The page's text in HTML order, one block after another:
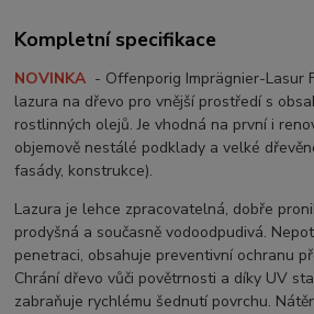
Kompletní specifikace
NOVINKA - Offenporig Imprägnier-Lasur
lazura na dřevo pro vnější prostředí s
rostlinných olejů. Je vhodná na první i
objemově nestálé podklady a velké
fasády, konstrukce).
Lazura je lehce zpracovatelná, dobře
prodyšná a současně vodoodpudivá.
penetraci, obsahuje preventivní ochranu
Chrání dřevo vůči povětrnosti a díky UV
zabraňuje rychlému šednutí povrchu.